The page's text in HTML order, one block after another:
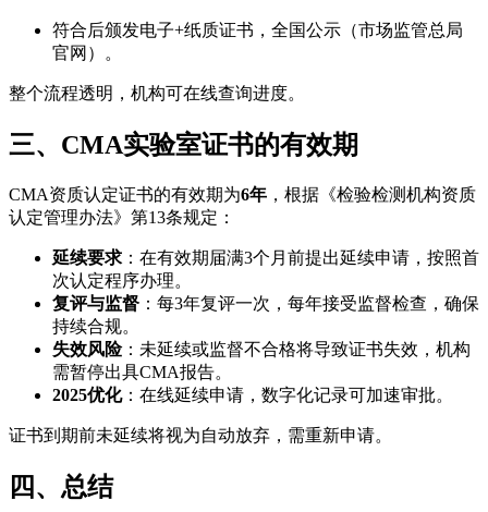
符合后颁发电子+纸质证书，全国公示（市场监管总局
官网）。
整个流程透明，机构可在线查询进度。
三、CMA实验室证书的有效期
CMA资质认定证书的有效期为6年 ，根据《检验检测机构资质
认定管理办法》第13条规定：
延续要求 ：在有效期届满3个月前提出延续申请，按照首
次认定程序办理。
复评与监督 ：每3年复评一次，每年接受监督检查，确保
持续合规。
失效风险：未延续或监督不合格将导致证书失效，机构
需暂停出具CMA报告。
2025优化：在线延续申请，数字化记录可加速审批。
证书到期前未延续将视为自动放弃，需重新申请。
四、总结